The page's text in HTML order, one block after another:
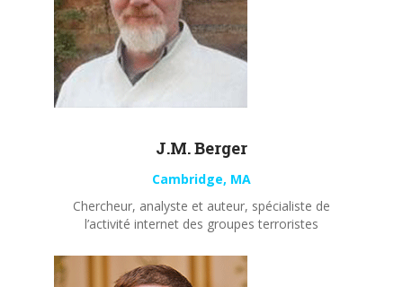
J.M. Berger
Cambridge, MA
Chercheur, analyste et auteur, spécialiste de
l’activité internet des groupes terroristes